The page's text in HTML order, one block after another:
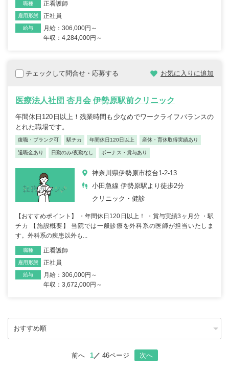
職種 正看護師
雇用形態 正社員
給与
月給：306,000円～
年収：4,284,000円～
チェックして問合せ・応募する お気に入りに追加
医療法人社団 杏月会 伊勢原駅前クリニック
年間休日120日以上！残業時間も少なめでワークライフバランスの
とれた職場です。
復職・ブランク可 駅チカ 年間休日120日以上 産休・育休取得実績あり
退職金あり 日勤のみ/夜勤なし ボーナス・賞与あり
神奈川県伊勢原市桜台1-2-13
小田急線 伊勢原駅より徒歩2分
クリニック・健診
【おすすめポイント】 ・年間休日120日以上！ ・賞与実績3ヶ月分 ・駅
チカ 【施設概要】 当院では一般診療を外科系の医師が担当いたしま
す。外科系の疾患以外も...
職種 正看護師
雇用形態 正社員
給与
月給：306,000円～
年収：3,672,000円～
前へ 1 46ページ 次へ